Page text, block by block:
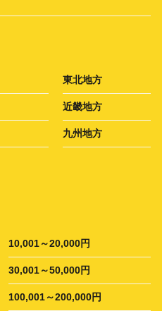
東北地方
近畿地方
九州地方
10,001～20,000円
30,001～50,000円
100,001～200,000円